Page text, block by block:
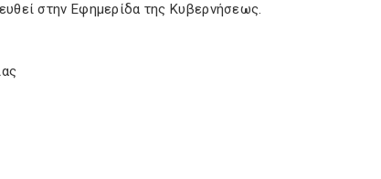
στην Εφημερίδα της Κυβερνήσεως.